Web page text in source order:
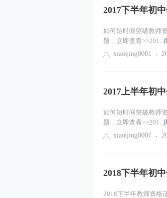
2017下半年初
如何短时间突破教师
题，立即查看>>201...
xiaoqing0001
2017上半年初
如何短时间突破教师
题，立即查看>>201...
xiaoqing0001
2018下半年初
2018下半年教师资格